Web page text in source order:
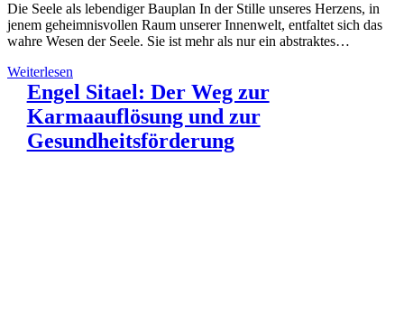
Die Seele als lebendiger Bauplan In der Stille unseres Herzens, in
jenem geheimnisvollen Raum unserer Innenwelt, entfaltet sich das
wahre Wesen der Seele. Sie ist mehr als nur ein abstraktes…
Weiterlesen
Engel Sitael: Der Weg zur
Karmaauflösung und zur
Gesundheitsförderung